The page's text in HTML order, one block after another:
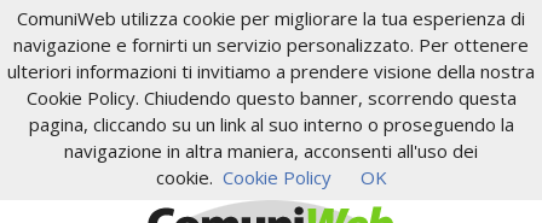
ComuniWeb utilizza cookie per migliorare la tua esperienza di
navigazione e fornirti un servizio personalizzato. Per ottenere
ulteriori informazioni ti invitiamo a prendere visione della nostra
Cookie Policy. Chiudendo questo banner, scorrendo questa
pagina, cliccando su un link al suo interno o proseguendo la
navigazione in altra maniera, acconsenti all'uso dei
cookie. Cookie Policy OK